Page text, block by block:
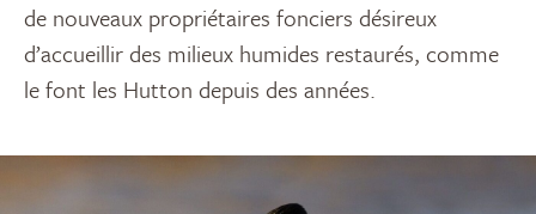
de nouveaux propriétaires fonciers désireux
d’accueillir des milieux humides restaurés, comme
le font les Hutton depuis des années.